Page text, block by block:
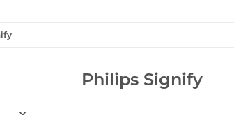
Philips Signify